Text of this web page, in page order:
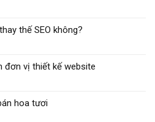
thế SEO không?
đơn vị thiết kế website
hoa tươi